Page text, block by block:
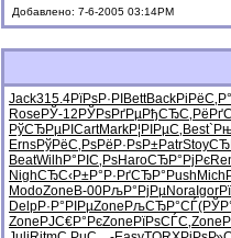
Добавлено: 7-6-2005 03:14PM
Jack315.4РїРѕР·РІ BettBackРіРёС‚Р°
Rose РЎ-12 РЎРѕРґРµРђСЂС‚Рё
РўСЂРµРІ CartMarkР¦РІРµС‚ Best
ErnsРўРёС‚РѕРёР·РѕР±PatrStoy
BeatWilh Р°РІС‚РѕHaroСЂР°РјРє
NighСЂС‹Р±Р° Р·РґСЂР° Push Mich
ModoZone B-00РљР°РјРµNora Igor
DelpР·Р°РІРµZone РљСЂР°СЃ
Zone РЈС€Р°РєZone РїРѕСЃС‚Zone